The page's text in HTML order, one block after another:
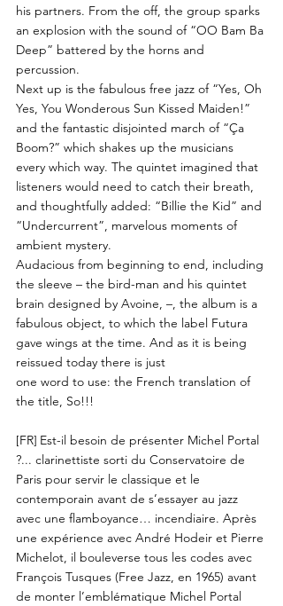
his partners. From the off, the group sparks
an explosion with the sound of “OO Bam Ba
Deep” battered by the horns and
percussion.
Next up is the fabulous free jazz of “Yes, Oh
Yes, You Wonderous Sun Kissed Maiden!”
and the fantastic disjointed march of “Ça
Boom?” which shakes up the musicians
every which way. The quintet imagined that
listeners would need to catch their breath,
and thoughtfully added: “Billie the Kid” and
“Undercurrent”, marvelous moments of
ambient mystery.
Audacious from beginning to end, including
the sleeve – the bird-man and his quintet
brain designed by Avoine, –, the album is a
fabulous object, to which the label Futura
gave wings at the time. And as it is being
reissued today there is just
one word to use: the French translation of
the title, So!!!
[FR] Est-il besoin de présenter Michel Portal
?... clarinettiste sorti du Conservatoire de
Paris pour servir le classique et le
contemporain avant de s’essayer au jazz
avec une flamboyance… incendiaire. Après
une expérience avec André Hodeir et Pierre
Michelot, il bouleverse tous les codes avec
François Tusques (Free Jazz, en 1965) avant
de monter l’emblématique Michel Portal